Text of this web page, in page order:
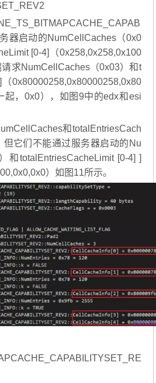
器启动的NumCellCaches（0x0
[0-4]（0x258,0x258,0x100
求NumCellCaches（0x03）和t
0x80000258,0x80000258,0x80
起，0x0），如图9中的edx和esi
和totalEntriesCach
但它们不能通过服务器启动的Nu
和totalEntriesCacheLimit [0-4] ]
）如图11所示。